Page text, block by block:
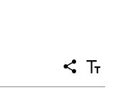
공
유
텍
스